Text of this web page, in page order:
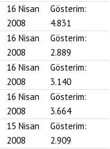
16 Nisan
2008
Gösterim:
4.831
16 Nisan
2008
Gösterim:
2.889
16 Nisan
2008
Gösterim:
3.140
16 Nisan
2008
Gösterim:
3.664
15 Nisan
2008
Gösterim:
2.909